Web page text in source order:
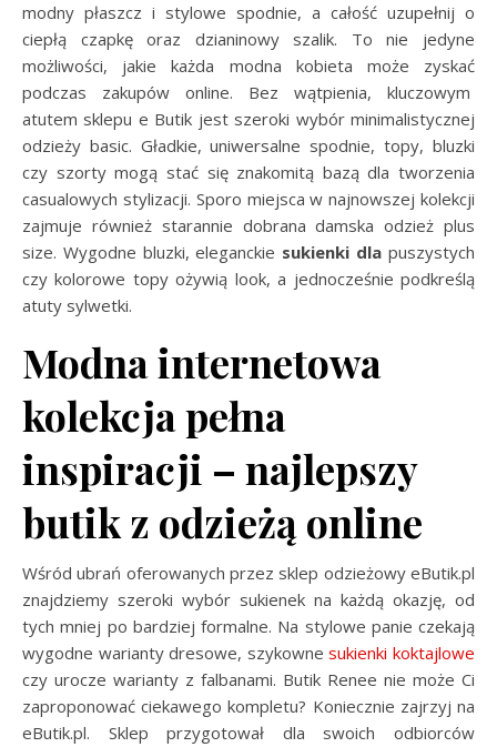
modny płaszcz i stylowe spodnie, a całość uzupełnij o
ciepłą czapkę oraz dzianinowy szalik. To nie jedyne
możliwości, jakie każda modna kobieta może zyskać
podczas zakupów online. Bez wątpienia, kluczowym
atutem sklepu e Butik jest szeroki wybór minimalistycznej
odzieży basic. Gładkie, uniwersalne spodnie, topy, bluzki
czy szorty mogą stać się znakomitą bazą dla tworzenia
casualowych stylizacji. Sporo miejsca w najnowszej kolekcji
zajmuje również starannie dobrana damska odzież plus
size. Wygodne bluzki, eleganckie sukienki dla puszystych
czy kolorowe topy ożywią look, a jednocześnie podkreślą
atuty sylwetki.
Modna internetowa
kolekcja pełna
inspiracji – najlepszy
butik z odzieżą online
Wśród ubrań oferowanych przez sklep odzieżowy eButik.pl
znajdziemy szeroki wybór sukienek na każdą okazję, od
tych mniej po bardziej formalne. Na stylowe panie czekają
wygodne warianty dresowe, szykownesukienki koktajlowe
czy urocze warianty z falbanami. Butik Renee nie może Ci
zaproponować ciekawego kompletu? Koniecznie zajrzyj na
eButik.pl. Sklep przygotował dla swoich odbiorców